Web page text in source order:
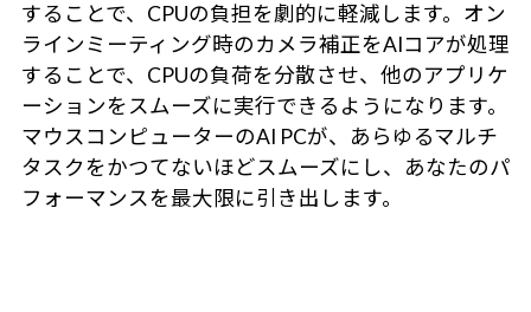
することで、CPUの負担を劇的に軽減します。オン
ラインミーティング時のカメラ補正をAIコアが処理
することで、CPUの負荷を分散させ、他のアプリケ
ーションをスムーズに実行できるようになります。
マウスコンピューターのAI PCが、あらゆるマルチ
タスクをかつてないほどスムーズにし、あなたのパ
フォーマンスを最大限に引き出します。